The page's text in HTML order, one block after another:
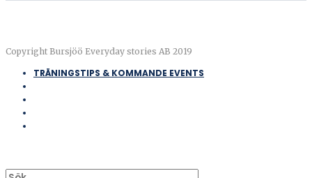
Copyright Bursjöö Everyday stories AB 2019
TRÄNINGSTIPS & KOMMANDE EVENTS